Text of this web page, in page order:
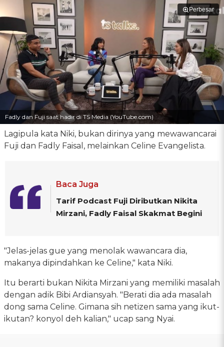
Perbesar
Fadly dan Fuji saat hadir di TS Media (YouTube.com)
Lagipula kata Niki, bukan dirinya yang mewawancarai
Fuji dan Fadly Faisal, melainkan Celine Evangelista.
Baca Juga
Tarif Podcast Fuji Diributkan Nikita
Mirzani, Fadly Faisal Skakmat Begini
"Jelas-jelas gue yang menolak wawancara dia,
makanya dipindahkan ke Celine," kata Niki.
Itu berarti bukan Nikita Mirzani yang memiliki masalah
dengan adik Bibi Ardiansyah. "Berati dia ada masalah
dong sama Celine. Gimana sih netizen sama yang ikut-
ikutan? konyol deh kalian," ucap sang Nyai.